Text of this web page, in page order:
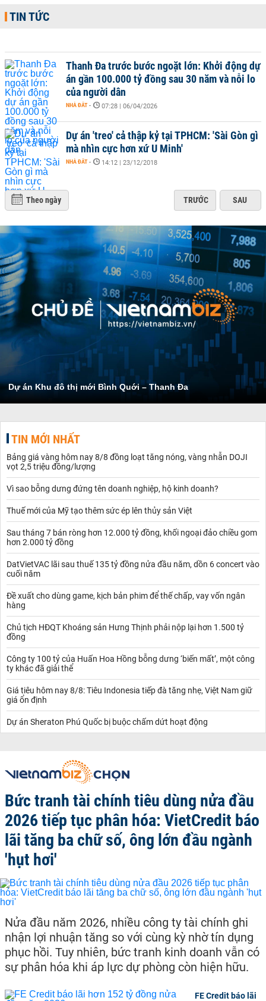
TIN TỨC
Thanh Đa trước bước ngoặt lớn: Khởi động dự
án gần 100.000 tỷ đồng sau 30 năm và nỗi lo
của người dân
NHÀ ĐẤT - 07:28 | 06/04/2026
Dự án 'treo' cả thập kỷ tại TPHCM: 'Sài Gòn gì
mà nhìn cực hơn xứ U Minh'
NHÀ ĐẤT - 14:12 | 23/12/2018
Theo ngày TRƯỚC SAU
Dự án Khu đô thị mới Bình Quới – Thanh Đa
TIN MỚI NHẤT
Bảng giá vàng hôm nay 8/8 đồng loạt tăng nóng, vàng nhẫn DOJI
vọt 2,5 triệu đồng/lượng
Vì sao bỗng dưng đứng tên doanh nghiệp, hộ kinh doanh?
Thuế mới của Mỹ tạo thêm sức ép lên thủy sản Việt
Sau tháng 7 bán ròng hơn 12.000 tỷ đồng, khối ngoại đảo chiều gom
hơn 2.000 tỷ đồng
DatVietVAC lãi sau thuế 135 tỷ đồng nửa đầu năm, dồn 6 concert vào
cuối năm
Đề xuất cho dùng game, kịch bản phim để thế chấp, vay vốn ngân
hàng
Chủ tịch HĐQT Khoáng sản Hưng Thịnh phải nộp lại hơn 1.500 tỷ
đồng
Công ty 100 tỷ của Huấn Hoa Hồng bỗng dưng ‘biến mất’, một công
ty khác đã giải thể
Giá tiêu hôm nay 8/8: Tiêu Indonesia tiếp đà tăng nhẹ, Việt Nam giữ
giá ổn định
Dự án Sheraton Phú Quốc bị buộc chấm dứt hoạt động
Bức tranh tài chính tiêu dùng nửa đầu
2026 tiếp tục phân hóa: VietCredit báo
lãi tăng ba chữ số, ông lớn đầu ngành
'hụt hơi'
Nửa đầu năm 2026, nhiều công ty tài chính ghi
nhận lợi nhuận tăng so với cùng kỳ nhờ tín dụng
phục hồi. Tuy nhiên, bức tranh kinh doanh vẫn có
sự phân hóa khi áp lực dự phòng còn hiện hữu.
FE Credit báo lãi